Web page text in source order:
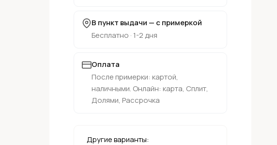
В пункт выдачи — с примеркой
Бесплатно · 1-2 дня
Оплата
После примерки: картой,
наличными. Онлайн: карта, Сплит,
Долями, Рассрочка
Другие варианты: